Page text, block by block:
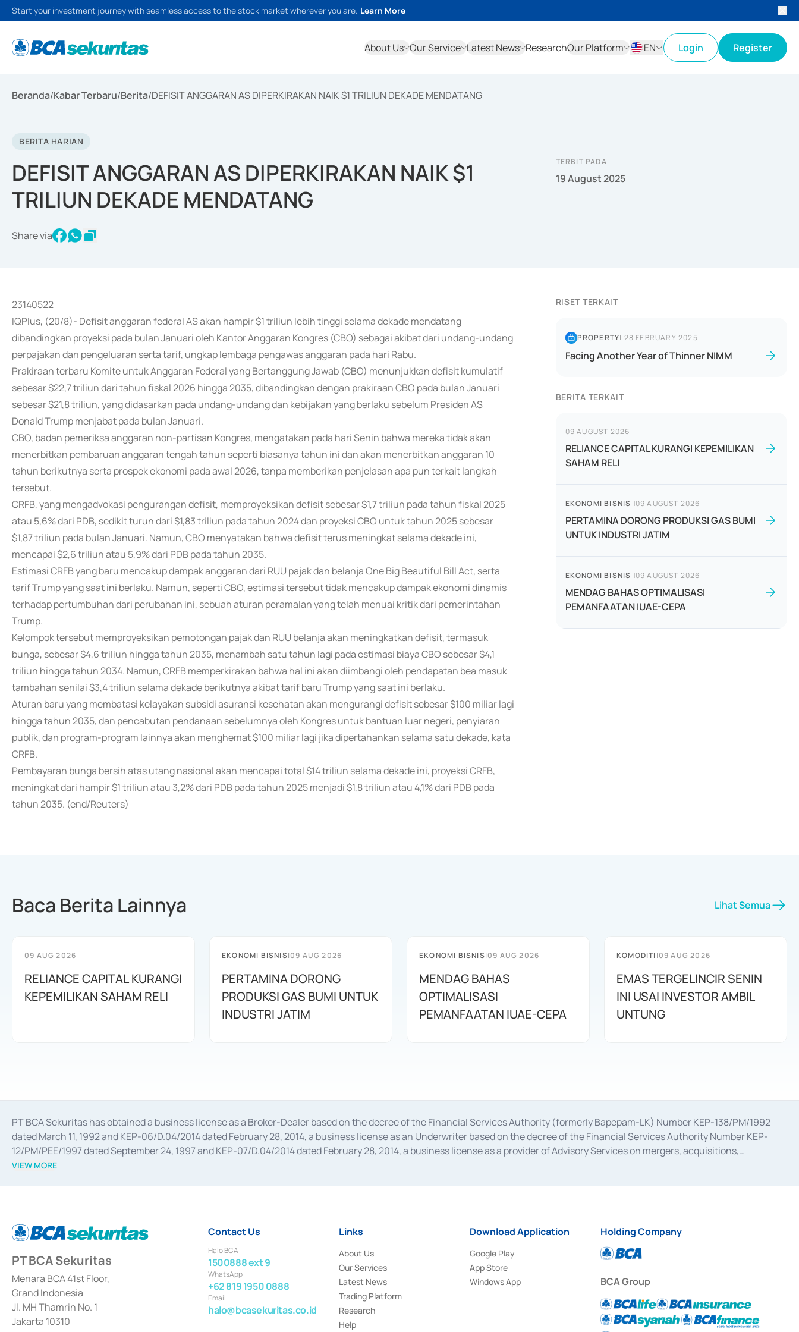
Start your investment journey with seamless access to the stock market wherever you are. Learn More
About Us Our Service Latest News ResearchOur Platform
EN
Login Register
Beranda/Kabar Terbaru/Berita/DEFISIT ANGGARAN AS DIPERKIRAKAN NAIK $1 TRILIUN DEKADE MENDATANG
BERITA HARIAN
DEFISIT ANGGARAN AS DIPERKIRAKAN NAIK $1
TRILIUN DEKADE MENDATANG
Share via
TERBIT PADA
19 August 2025
23140522
IQPlus, (20/8)- Defisit anggaran federal AS akan hampir $1 triliun lebih tinggi selama dekade mendatang
dibandingkan proyeksi pada bulan Januari oleh Kantor Anggaran Kongres (CBO) sebagai akibat dari undang-undang
perpajakan dan pengeluaran serta tarif, ungkap lembaga pengawas anggaran pada hari Rabu.
Prakiraan terbaru Komite untuk Anggaran Federal yang Bertanggung Jawab (CBO) menunjukkan defisit kumulatif
sebesar $22,7 triliun dari tahun fiskal 2026 hingga 2035, dibandingkan dengan prakiraan CBO pada bulan Januari
sebesar $21,8 triliun, yang didasarkan pada undang-undang dan kebijakan yang berlaku sebelum Presiden AS
Donald Trump menjabat pada bulan Januari.
CBO, badan pemeriksa anggaran non-partisan Kongres, mengatakan pada hari Senin bahwa mereka tidak akan
menerbitkan pembaruan anggaran tengah tahun seperti biasanya tahun ini dan akan menerbitkan anggaran 10
tahun berikutnya serta prospek ekonomi pada awal 2026, tanpa memberikan penjelasan apa pun terkait langkah
tersebut.
CRFB, yang mengadvokasi pengurangan defisit, memproyeksikan defisit sebesar $1,7 triliun pada tahun fiskal 2025
atau 5,6% dari PDB, sedikit turun dari $1,83 triliun pada tahun 2024 dan proyeksi CBO untuk tahun 2025 sebesar
$1,87 triliun pada bulan Januari. Namun, CBO menyatakan bahwa defisit terus meningkat selama dekade ini,
mencapai $2,6 triliun atau 5,9% dari PDB pada tahun 2035.
Estimasi CRFB yang baru mencakup dampak anggaran dari RUU pajak dan belanja One Big Beautiful Bill Act, serta
tarif Trump yang saat ini berlaku. Namun, seperti CBO, estimasi tersebut tidak mencakup dampak ekonomi dinamis
terhadap pertumbuhan dari perubahan ini, sebuah aturan peramalan yang telah menuai kritik dari pemerintahan
Trump.
Kelompok tersebut memproyeksikan pemotongan pajak dan RUU belanja akan meningkatkan defisit, termasuk
bunga, sebesar $4,6 triliun hingga tahun 2035, menambah satu tahun lagi pada estimasi biaya CBO sebesar $4,1
triliun hingga tahun 2034. Namun, CRFB memperkirakan bahwa hal ini akan diimbangi oleh pendapatan bea masuk
tambahan senilai $3,4 triliun selama dekade berikutnya akibat tarif baru Trump yang saat ini berlaku.
Aturan baru yang membatasi kelayakan subsidi asuransi kesehatan akan mengurangi defisit sebesar $100 miliar lagi
hingga tahun 2035, dan pencabutan pendanaan sebelumnya oleh Kongres untuk bantuan luar negeri, penyiaran
publik, dan program-program lainnya akan menghemat $100 miliar lagi jika dipertahankan selama satu dekade, kata
CRFB.
Pembayaran bunga bersih atas utang nasional akan mencapai total $14 triliun selama dekade ini, proyeksi CRFB,
meningkat dari hampir $1 triliun atau 3,2% dari PDB pada tahun 2025 menjadi $1,8 triliun atau 4,1% dari PDB pada
tahun 2035. (end/Reuters)
RISET TERKAIT
PROPERTY| 28 FEBRUARY 2025
Facing Another Year of Thinner NIMM
BERITA TERKAIT
09 AUGUST 2026
RELIANCE CAPITAL KURANGI KEPEMILIKAN
SAHAM RELI
EKONOMI BISNIS |09 AUGUST 2026
PERTAMINA DORONG PRODUKSI GAS BUMI
UNTUK INDUSTRI JATIM
EKONOMI BISNIS |09 AUGUST 2026
MENDAG BAHAS OPTIMALISASI
PEMANFAATAN IUAE-CEPA
Baca Berita Lainnya Lihat Semua
09 AUG 2026
RELIANCE CAPITAL KURANGI
KEPEMILIKAN SAHAM RELI
EKONOMI BISNIS|09 AUG 2026
PERTAMINA DORONG
PRODUKSI GAS BUMI UNTUK
INDUSTRI JATIM
EKONOMI BISNIS|09 AUG 2026
MENDAG BAHAS
OPTIMALISASI
PEMANFAATAN IUAE-CEPA
KOMODITI|09 AUG 2026
EMAS TERGELINCIR SENIN
INI USAI INVESTOR AMBIL
UNTUNG
PT BCA Sekuritas has obtained a business license as a Broker-Dealer based on the decree of the Financial Services Authority (formerly Bapepam-LK) Number KEP-138/PM/1992
dated March 11, 1992 and KEP-06/D.04/2014 dated February 28, 2014, a business license as an Underwriter based on the decree of the Financial Services Authority Number KEP-
12/PM/PEE/1997 dated September 24, 1997 and KEP-07/D.04/2014 dated February 28, 2014, a business license as a provider of Advisory Services on mergers, acquisitions,
divestments, and joint ventures based on the decree of the Financial Services Authority Number S-67/PM.21/2014 dated February 28, 2014, a business license as a provider of
Settlement of Commercial Paper Transactions whose license was issued in 2018.
VIEW MORE
PT BCA Sekuritas
Menara BCA 41st Floor,
Grand Indonesia
Jl. MH Thamrin No. 1
Jakarta 10310
Contact Us
Halo BCA
1500888 ext 9
WhatsApp
+62 819 1950 0888
Email
halo@bcasekuritas.co.id
Links
About Us
Our Services
Latest News
Trading Platform
Research
Help
Download Application
Google Play
App Store
Windows App
Holding Company
BCA Group